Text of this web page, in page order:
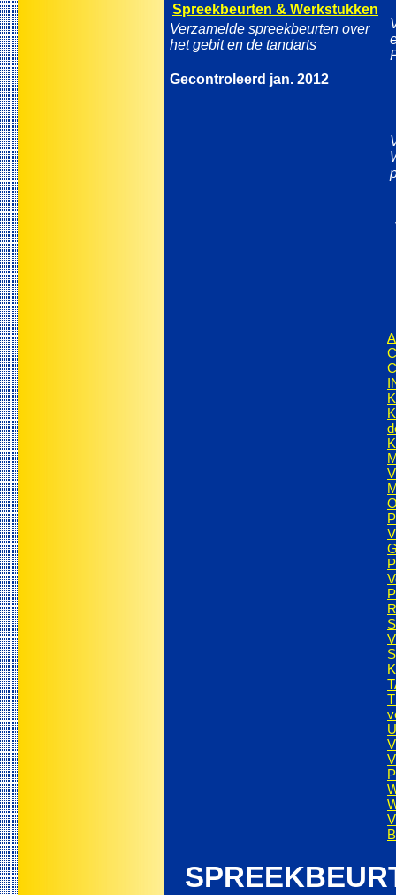
Spreekbeurten & Werkstukken
Verzamelde spreekbeurten over
het gebit en de tandarts
Gecontroleerd jan. 2012